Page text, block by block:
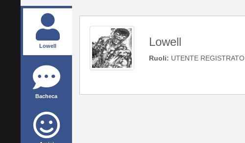
Lowell
Bacheca
Lowell
Ruoli: UTENTE REGISTRATO